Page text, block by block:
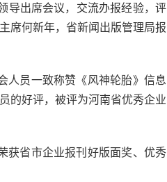
出席会议，交流办报经验，评
席何新年，省新闻出版管理局报
人员一致称赞《风神轮胎》信息
的好评，被评为河南省优秀企业
获省市企业报刊好版面奖、优秀